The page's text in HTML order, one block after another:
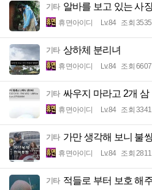
기타 알바를 보고 있는 사
휴면아이디 Lv.84 조회 3535
기타 상하체 분리녀
휴면아이디 Lv.84 조회 6607
기타 싸우지 마라고 2개 삼
휴면아이디 Lv.84 조회 3341
기타 가만 생각해 보니 불
휴면아이디 Lv.84 조회 2811
기타 적들로 부터 보호 해